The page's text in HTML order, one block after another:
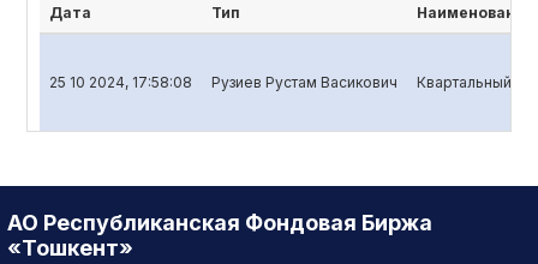
Дата Тип Наименование
25 10 2024, 17:58:08 Рузиев Рустам Васикович Квартальный
АО Республиканская Фондовая Биржа
«Тошкент»